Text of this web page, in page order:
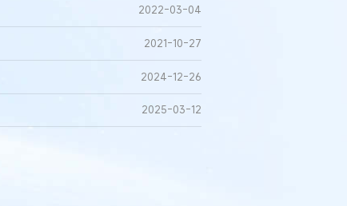
2022-03-04
2021-10-27
2024-12-26
2025-03-12